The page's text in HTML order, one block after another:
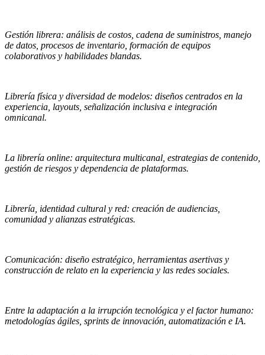
Gestión librera: análisis de costos, cadena de suministros, manejo
de datos, procesos de inventario, formación de equipos
colaborativos y habilidades blandas.
Librería física y diversidad de modelos: diseños centrados en la
experiencia, layouts, señalización inclusiva e integración
omnicanal.
La librería online: arquitectura multicanal, estrategias de contenido,
gestión de riesgos y dependencia de plataformas.
Librería, identidad cultural y red: creación de audiencias,
comunidad y alianzas estratégicas.
Comunicación: diseño estratégico, herramientas asertivas y
construcción de relato en la experiencia y las redes sociales.
Entre la adaptación a la irrupción tecnológica y el factor humano:
metodologías ágiles, sprints de innovación, automatización e IA.